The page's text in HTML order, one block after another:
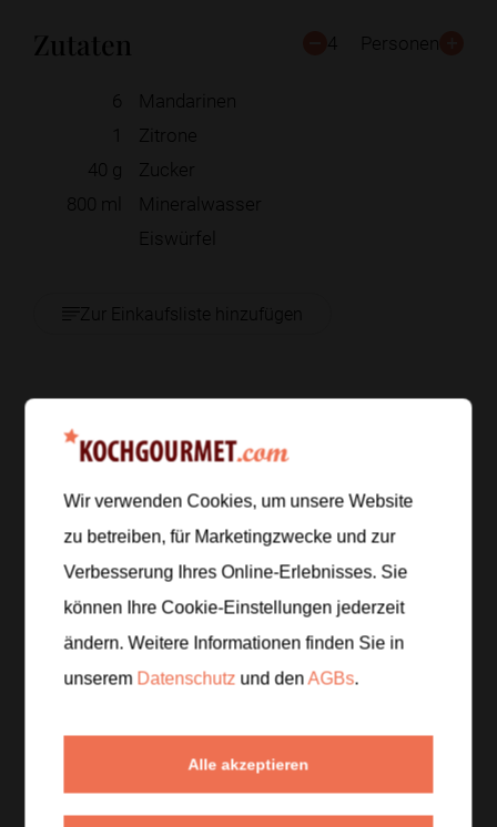
Zutaten 4 Personen
6
Mandarinen
1
Zitrone
40 g
Zucker
800 ml
Mineralwasser
Eiswürfel
Zur Einkaufsliste hinzufügen
Zubereitung
Zitrone halbieren und ebenfalls auspressen.
Schritt 2/6
Den Mandarinen- und Zitronensaft miteinander
verrühren und bei Bedarf durch ein Sieb gießen.
Schritt 3/6
Den Zucker in etwa 100 Milliliter des
Mineralwassers unter Rühren auflösen.
Wir verwenden Cookies, um unsere Website
zu betreiben, für Marketingzwecke und zur
Verbesserung Ihres Online-Erlebnisses. Sie
können Ihre Cookie-Einstellungen jederzeit
ändern. Weitere Informationen finden Sie in
unserem Datenschutz und denAGBs.
Alle akzeptieren